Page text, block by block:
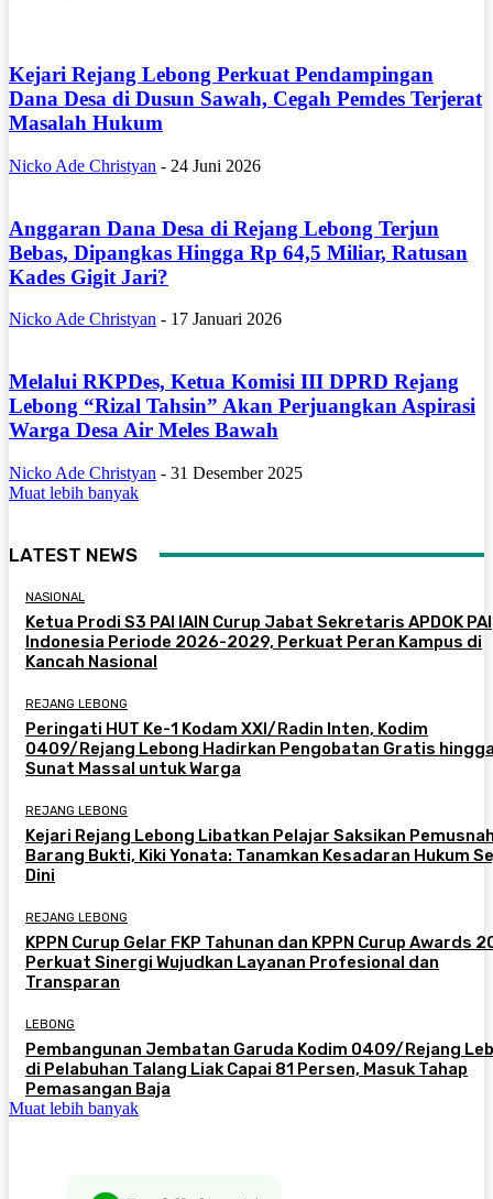
Kejari Rejang Lebong Perkuat Pendampingan
Dana Desa di Dusun Sawah, Cegah Pemdes Terjerat
Masalah Hukum
Nicko Ade Christyan - 24 Juni 2026
Anggaran Dana Desa di Rejang Lebong Terjun
Bebas, Dipangkas Hingga Rp 64,5 Miliar, Ratusan
Kades Gigit Jari?
Nicko Ade Christyan - 17 Januari 2026
Melalui RKPDes, Ketua Komisi III DPRD Rejang
Lebong “Rizal Tahsin” Akan Perjuangkan Aspirasi
Warga Desa Air Meles Bawah
Nicko Ade Christyan - 31 Desember 2025
Muat lebih banyak
LATEST NEWS
NASIONAL
Ketua Prodi S3 PAI IAIN Curup Jabat Sekretaris APDOK PAI
Indonesia Periode 2026-2029, Perkuat Peran Kampus di
Kancah Nasional
REJANG LEBONG
Peringati HUT Ke-1 Kodam XXI/Radin Inten, Kodim
0409/Rejang Lebong Hadirkan Pengobatan Gratis
Sunat Massal untuk Warga
REJANG LEBONG
Kejari Rejang Lebong Libatkan Pelajar Saksikan
Barang Bukti, Kiki Yonata: Tanamkan Kesadaran Hukum
Dini
REJANG LEBONG
KPPN Curup Gelar FKP Tahunan dan KPPN Curup Awards
Perkuat Sinergi Wujudkan Layanan Profesional dan
Transparan
LEBONG
Pembangunan Jembatan Garuda Kodim 0409/Rejang
di Pelabuhan Talang Liak Capai 81 Persen, Masuk Tahap
Pemasangan Baja
Muat lebih banyak